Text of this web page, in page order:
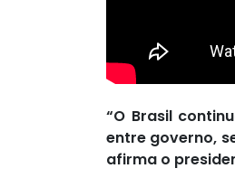
“O Brasil
entre governo,
afirma o